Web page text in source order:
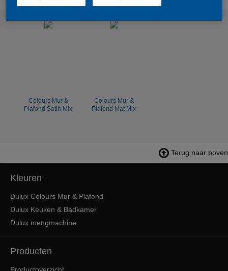
Colours Mur &
Plafond Satin Mix
Colours Mur &
Plafond Mat Mix
Terug naar boven
Kleuren
Dulux Colours Mur & Plafond
Dulux Keuken & Badkamer
Dulux mengmachine
Producten